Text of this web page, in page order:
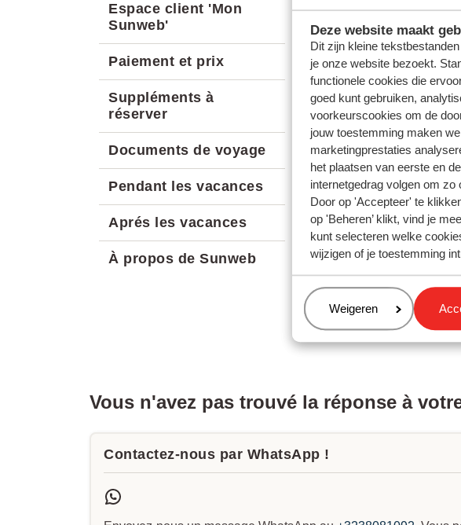
Deze website maakt
Dit zijn kleine
je onze website bezoekt.
functionele cookies die
goed kunt gebruiken,
voorkeurscookies om de
jouw toestemming maken
marketingprestaties
het plaatsen van eerste en
internetgedrag volgen om
Door op 'Accepteer' te
op 'Beheren’ klikt, vind je
kunt selecteren welke
wijzigen of je toestemming
Beheren
Weigeren
Espace client 'Mon
Sunweb'
Paiement et prix
Suppléments à
réserver
Documents de voyage
Pendant les vacances
Aprés les vacances
À propos de Sunweb
Attention !Si vous avez
voyage. En savoir plusici.
Pour Noël ou le réveillon
automatiquement inclus
Questions sur le même
Quand commence et se
Questions connexes
Pouvez-vous ajouter le
Pouvez-vous réserver un
Quelles information
Que couvre et coûte
Vous n'avez pas trouvé la réponse à
Contactez-nous par WhatsApp !